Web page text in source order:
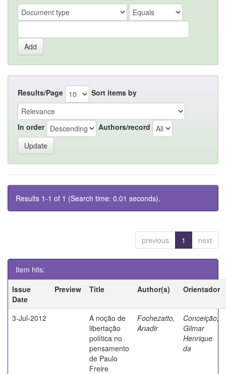
Results/Page Sort items by
In order Authors/record
Results 1-1 of 1 (Search time: 0.01 seconds).
previous 1 next
Item hits:
Issue
Date
Preview Title Author(s) Orientador
3-Jul-2012
A noção de
libertação
política no
pensamento
de Paulo
Freire
Fochezatto,
Anadir
Conceição,
Gilmar
Henrique
da